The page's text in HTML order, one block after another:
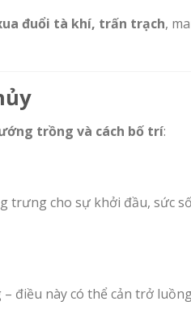
đuổi tà khí, trấn trạch,
trồng và cách bố trí:
cho sự khởi đầu, sức
điều này có thể cản trở